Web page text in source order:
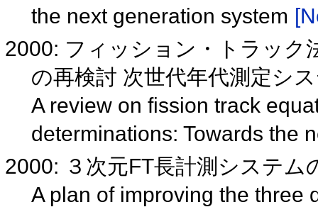
the next generation system
2000: フィッション・トラック
の再検討 次世代年代測定シ
A review on fission track
determinations: Towards the
2000: ３次元FT長計測システ
A plan of improving the three